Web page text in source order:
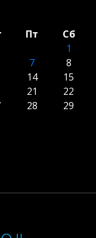
Пт
Сб
1
7
8
14
15
21
22
28
29